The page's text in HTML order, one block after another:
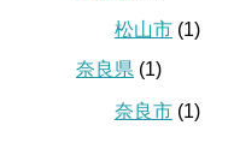
松山市 (1)
奈良県 (1)
奈良市 (1)